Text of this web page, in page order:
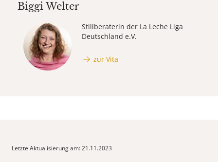
Biggi Welter
Stillberaterin der La Leche Liga
Deutschland e.V.
zur Vita
Letzte Aktualisierung am: 21.11.2023